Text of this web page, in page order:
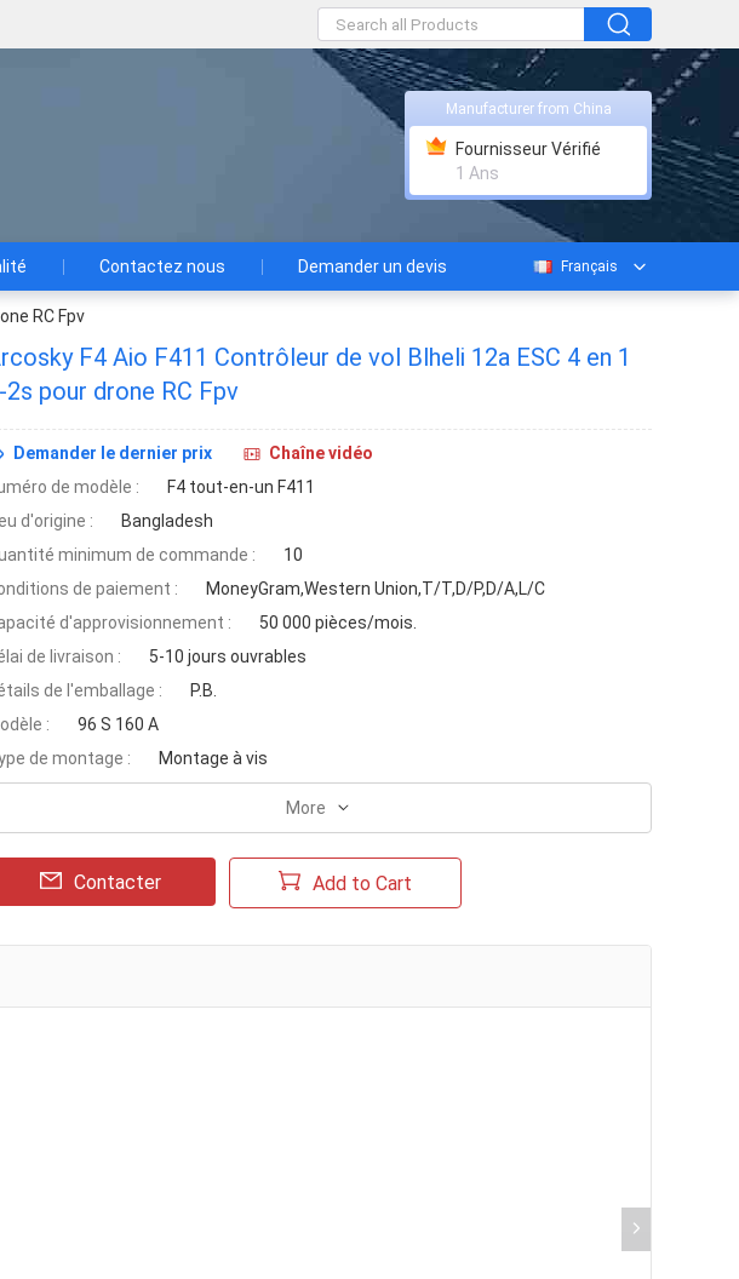
Manufacturer from China
Fournisseur Vérifié
1 Ans
Contactez nous Demander un devis Français
RC Fpv
F4 Aio F411 Contrôleur de vol Blheli 12a ESC 4 en 1
2s pour drone RC Fpv
Demander le dernier prix
Chaîne vidéo
de modèle :
F4 tout-en-un F411
d'origine :
Bangladesh
minimum de commande :
10
de paiement :
MoneyGram,Western Union,T/T,D/P,D/A,L/C
d'approvisionnement :
50 000 pièces/mois.
de livraison :
5-10 jours ouvrables
de l'emballage :
P.B.
:
96 S 160 A
de montage :
Montage à vis
More
Contacter Add to Cart